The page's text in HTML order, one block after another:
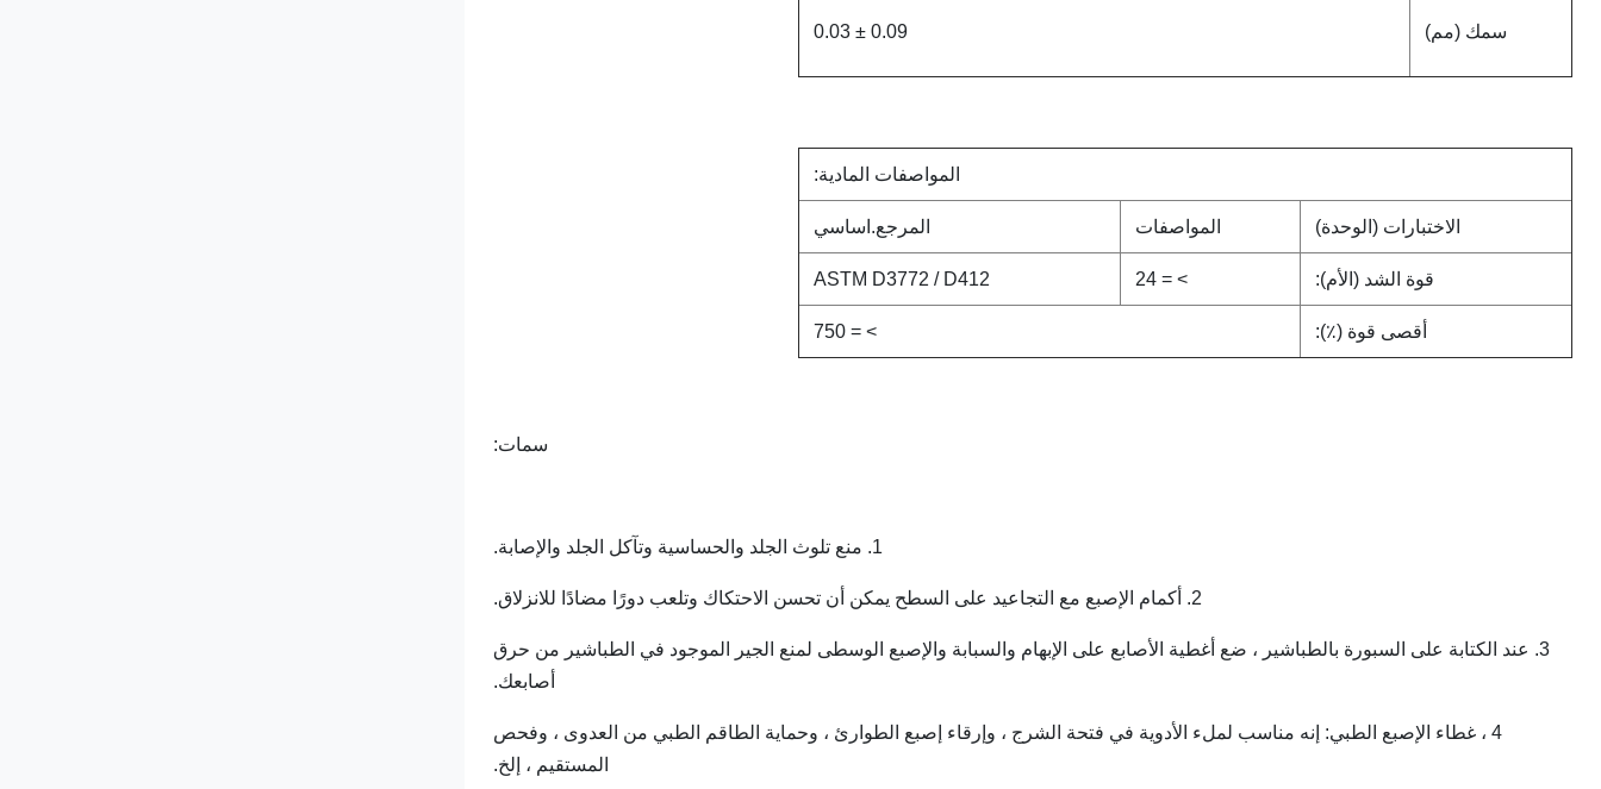
سمك (مم) 0.09 ± 0.03
المواصفات المادية:
الاختبارات (الوحدة) المواصفات المرجع.اساسي
قوة الشد (الأم): > = 24
ASTM D3772 / D412
أقصى قوة (٪): > = 750
سمات:
1. منع تلوث الجلد والحساسية وتآكل الجلد والإصابة.
2. أكمام الإصبع مع التجاعيد على السطح يمكن أن تحسن الاحتكاك وتلعب دورًا مضادًا للانزلاق.
3. عند الكتابة على السبورة بالطباشير ، ضع أغطية الأصابع على الإبهام والسبابة والإصبع الوسطى لمنع الجير الموجود في الطباشير من حرق
أصابعك.
4 ، غطاء الإصبع الطبي: إنه مناسب لملء الأدوية في فتحة الشرج ، وإرقاء إصبع الطوارئ ، وحماية الطاقم الطبي من العدوى ، وفحص
المستقيم ، إلخ.